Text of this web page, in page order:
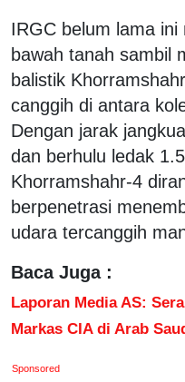
IRGC belum lama ini
bawah tanah sambil
balistik
canggih di antara
Dengan jarak
dan berhulu ledak
Khorramshahr-4
berpenetrasi
udara tercanggih
Baca Juga :
Laporan Media AS:
Markas CIA di Arab
Sponsored